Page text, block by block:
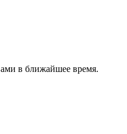
в ближайшее время.